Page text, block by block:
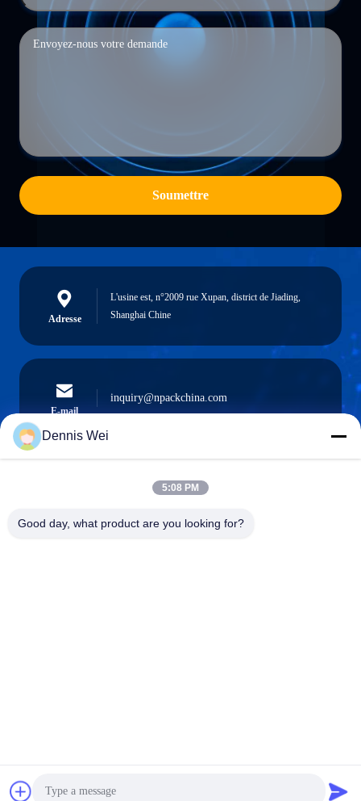
Obtenez le meilleur prix
Soumettre
Adresse
L'usine est, n°2009 rue Xupan, district de Jiading,
Shanghai Chine
E-mail
inquiry@npackchina.com
0086-21-66035560
Dennis Wei
5:08 PM
Good day, what product are you looking for?